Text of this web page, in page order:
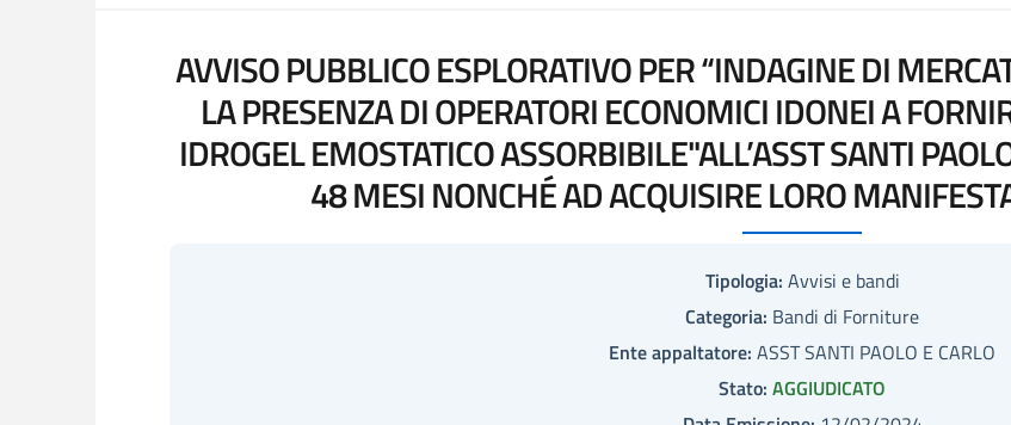
AVVISO PUBBLICO ESPLORATIVO PER “INDAGINE DI
LA PRESENZA DI OPERATORI ECONOMICI IDONEI A
IDROGEL EMOSTATICO ASSORBIBILE"ALL’ASST SANTI
48 MESI NONCHÉ AD ACQUISIRE LORO
Tipologia: Avvisi e bandi
Categoria: Bandi di Forniture
Ente appaltatore: ASST SANTI PAOLO E CARLO
Stato: AGGIUDICATO